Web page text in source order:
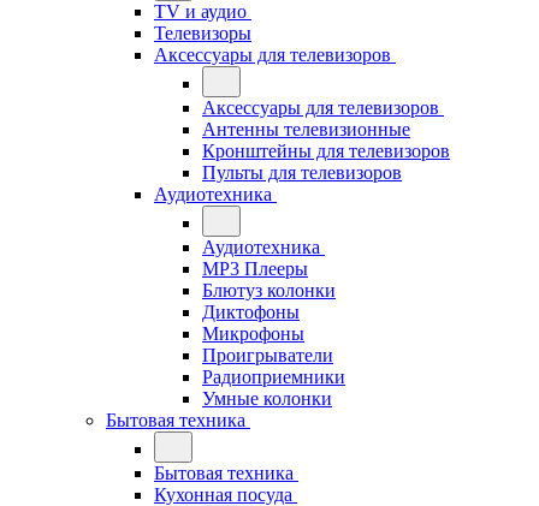
TV и аудио
Телевизоры
Аксессуары для телевизоров
Аксессуары для телевизоров
Антенны телевизионные
Кронштейны для телевизоров
Пульты для телевизоров
Аудиотехника
Аудиотехника
MP3 Плееры
Блютуз колонки
Диктофоны
Микрофоны
Проигрыватели
Радиоприемники
Умные колонки
Бытовая техника
Бытовая техника
Кухонная посуда